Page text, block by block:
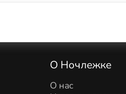
О Ночлежке
О нас